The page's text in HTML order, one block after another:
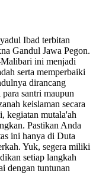
Ibad terbitan
Gandul Jawa Pegon.
ini menjadi
serta memperbaiki
dirancang
santri maupun
keislaman secara
kegiatan mutala'ah
Pastikan Anda
ini hanya di Duta
Yuk, segera miliki
setiap langkah
dengan tuntunan